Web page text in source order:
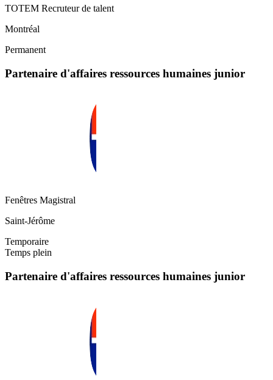
TOTEM Recruteur de talent
Montréal
Permanent
Partenaire d'affaires ressources humaines junior
Fenêtres Magistral
Saint-Jérôme
Temporaire
Temps plein
Partenaire d'affaires ressources humaines junior